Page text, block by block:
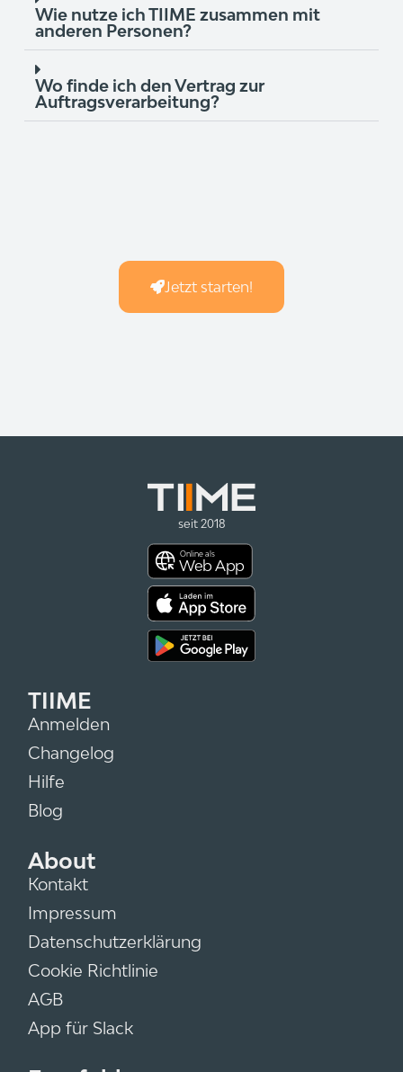
Wie nutze ich TIIME zusammen mit
anderen Personen?
Wo finde ich den Vertrag zur
Auftragsverarbeitung?
Jetzt starten!
seit 2018
Online als
Web App
TIIME
Anmelden
Changelog
Hilfe
Blog
About
Kontakt
Impressum
Datenschutzerklärung
Cookie Richtlinie
AGB
App für Slack